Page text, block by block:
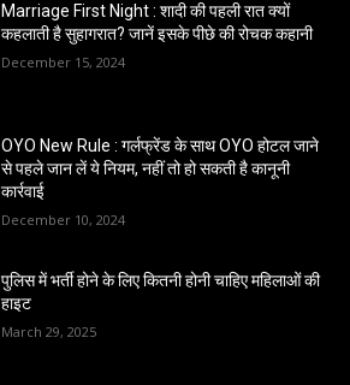
Marriage First Night : शादी की पहली रात क्यों
कहलाती है सुहागरात? जानें इसके पीछे की रोचक कहानी
December 15, 2024
OYO New Rule : गर्लफ्रेंड के साथ OYO होटल जाने
से पहले जान लें ये नियम, नहीं तो हो सकती है कानूनी
कार्रवाई
December 10, 2024
पुलिस में भर्ती होने के लिए कितनी होनी चाहिए महिलाओं की
हाइट
March 29, 2025